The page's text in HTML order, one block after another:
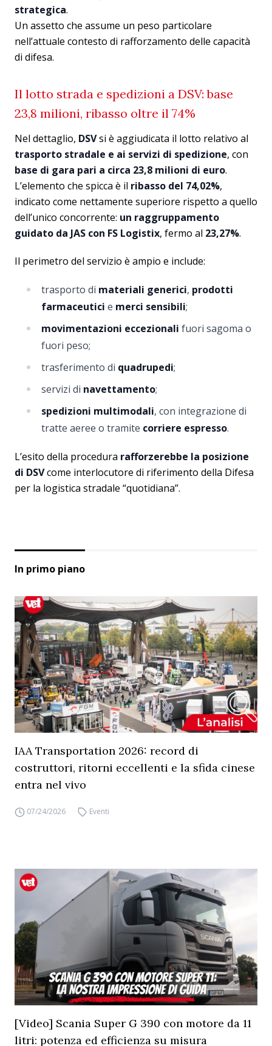
strategica.
Un assetto che assume un peso particolare
nell’attuale contesto di rafforzamento delle capacità
di difesa.
Il lotto strada e spedizioni a DSV: base
23,8 milioni, ribasso oltre il 74%
Nel dettaglio, DSVsi è aggiudicata il lotto relativo al
trasporto stradale e ai servizi di spedizione, con
base di gara pari a circa 23,8 milioni di euro.
L’elemento che spicca è il ribasso del 74,02%,
indicato come nettamente superiore rispetto a quello
dell’unico concorrente: un raggruppamento
guidato da JAS con FS Logistix, fermo al 23,27%.
Il perimetro del servizio è ampio e include:
trasporto di materiali generici, prodotti
farmaceutici e merci sensibili;
movimentazioni eccezionali fuori sagoma o
fuori peso;
trasferimento di quadrupedi;
servizi di navettamento;
spedizioni multimodali, con integrazione di
tratte aeree o tramite corriere espresso.
L’esito della procedura rafforzerebbe la posizione
di DSVcome interlocutore di riferimento della Difesa
per la logistica stradale “quotidiana”.
In primo piano
IAA Transportation 2026: record di
costruttori, ritorni eccellenti e la sfida cinese
entra nel vivo
07/24/2026 Eventi
[Video] Scania Super G 390 con motore da 11
litri: potenza ed efficienza su misura